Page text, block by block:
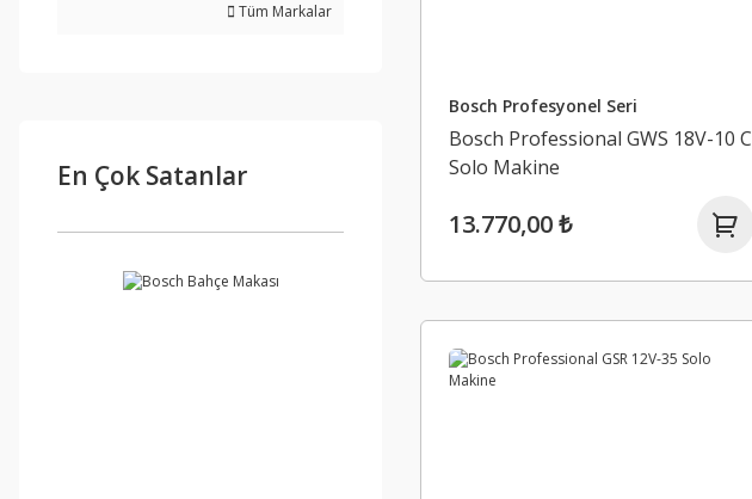
Tüm Markalar
En Çok Satanlar
Bosch Profesyonel Seri
Bosch Professional GWS 18V-10 C
Solo Makine
13.770,00 ₺